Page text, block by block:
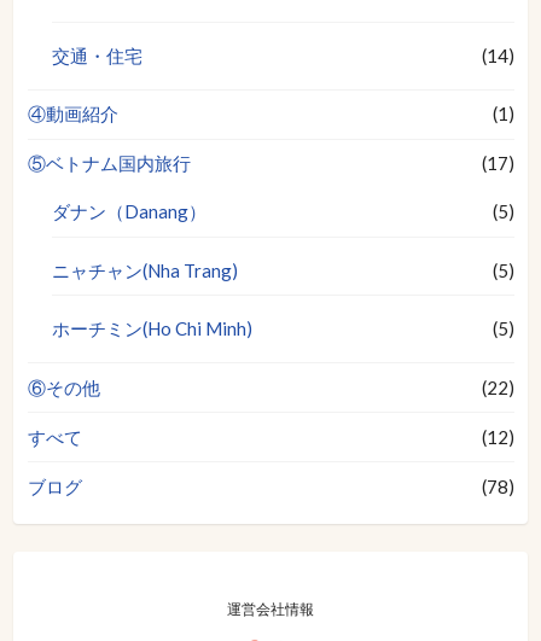
交通・住宅 (14)
④動画紹介 (1)
⑤ベトナム国内旅行 (17)
ダナン（Danang） (5)
ニャチャン(Nha Trang) (5)
ホーチミン(Ho Chi Minh) (5)
⑥その他 (22)
すべて (12)
ブログ (78)
運営会社情報